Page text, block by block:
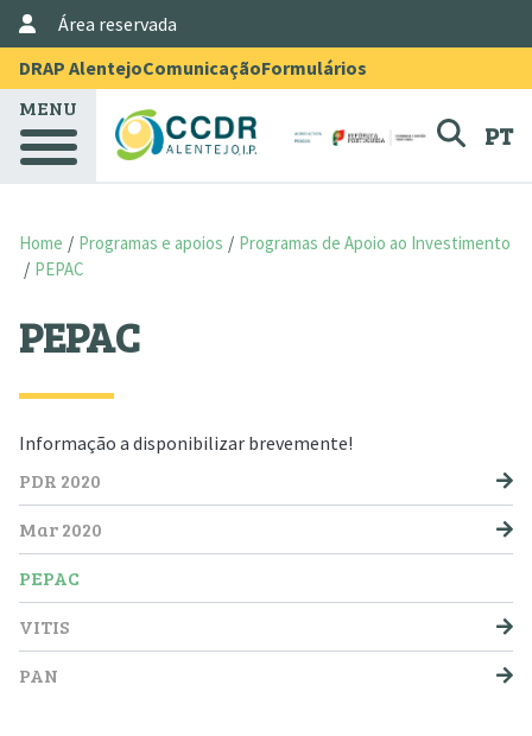
Skip to main content
Menu Topo
DRAP AlentejoComunicaçãoFormulários
User Account Menu
Área reservada
MENU
PT
Home Programas e apoios
Programas de Apoio ao Investimento
PEPAC
PEPAC
PDR 2020
Mar 2020
PEPAC
VITIS
PAN
Informação a disponibilizar brevemente!